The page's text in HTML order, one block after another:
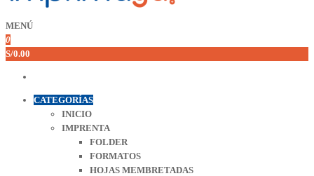
Imprimaya
Lo tenemos todo!
MENÚ
0
S/0.00
CATEGORÍAS
INICIO
IMPRENTA
FOLDER
FORMATOS
HOJAS MEMBRETADAS